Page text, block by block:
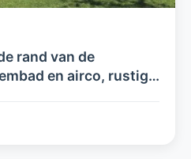
rand van de
en airco, rustig